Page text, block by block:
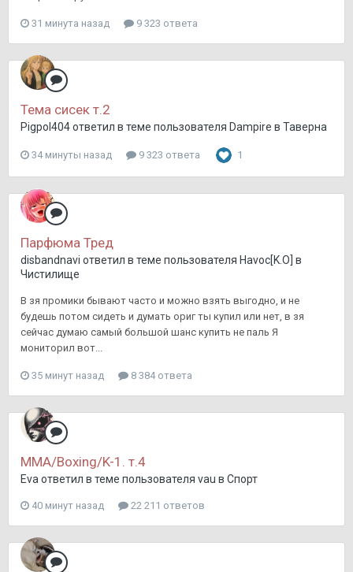
31 минута назад 9 323 ответа
Тема сисек т.2
Pigpol404ответил в теме пользователя Dampire в Таверна
34 минуты назад 9 323 ответа 1
Парфюма Тред
disbandnavi ответил в теме пользователя Havoc[K.O] в
Чистилище
В зя промики бывают часто и можно взять выгодно, и не
будешь потом сидеть и думать ориг ты купил или нет, в зя
сейчас думаю самый большой шанс купить не паль Я
мониторил вот...
35 минут назад 8 384 ответа
MMA/Boxing/K-1. т.4
Eva ответил в теме пользователя vau в Спорт
40 минут назад 22 211 ответов